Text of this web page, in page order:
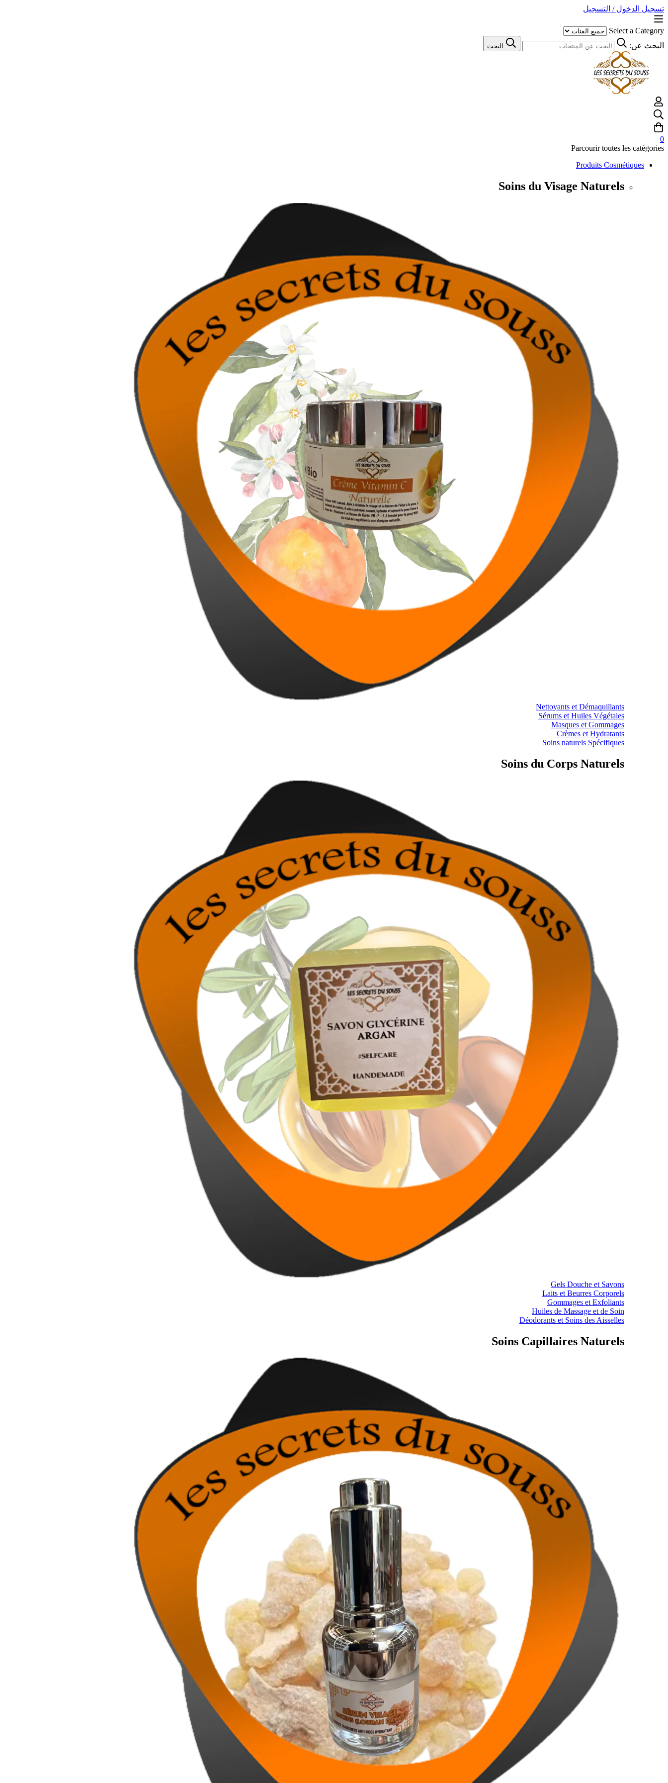
تسجيل الدخول / التسجيل
Select a Category
البحث عن:
البحث
0
Parcourir toutes les catégories
Produits Cosmétiques
Soins du Visage Naturels
Nettoyants et Démaquillants
Sérums et Huiles Végétales
Masques et Gommages
Crèmes et Hydratants
Soins naturels Spécifiques
Soins du Corps Naturels
Gels Douche et Savons
Laits et Beurres Corporels
Gommages et Exfoliants
Huiles de Massage et de Soin
Déodorants et Soins des Aisselles
Soins Capillaires Naturels